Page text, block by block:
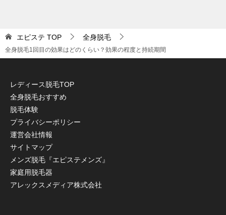
エピステ TOP 全身脱毛
全身脱毛1回目の効果はどのくらい？効果の程度と持続期間
レディース脱毛TOP
全身脱毛おすすめ
脱毛体験
プライバシーポリシー
運営会社情報
サイトマップ
メンズ脱毛『エピステメンズ』
家庭用脱毛器
アレックスメディア株式会社